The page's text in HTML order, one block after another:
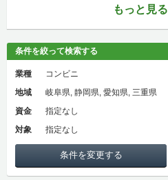
もっと見る
条件を絞って検索する
業種
コンビニ
地域
岐阜県, 静岡県, 愛知県, 三重県
資金
指定なし
対象
指定なし
条件を変更する